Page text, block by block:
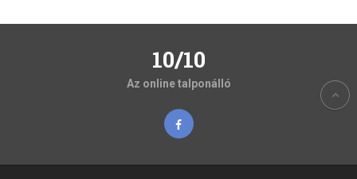
10/10
Az online talponálló